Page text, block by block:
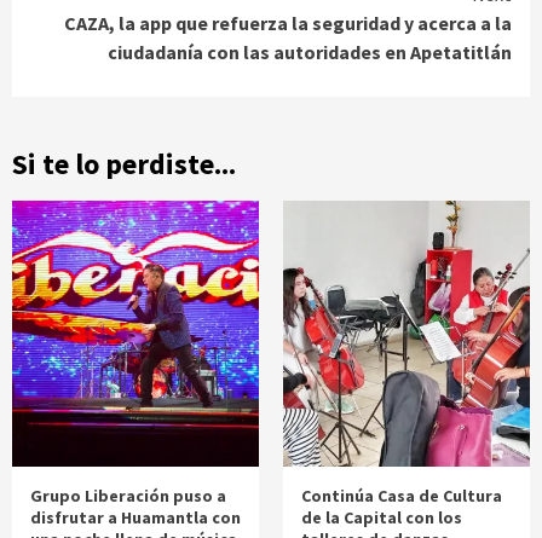
CAZA, la app que refuerza la seguridad y acerca a la
ciudadanía con las autoridades en Apetatitlán
Si te lo perdiste...
Grupo Liberación puso a
disfrutar a Huamantla con
Continúa Casa de Cultura
de la Capital con los